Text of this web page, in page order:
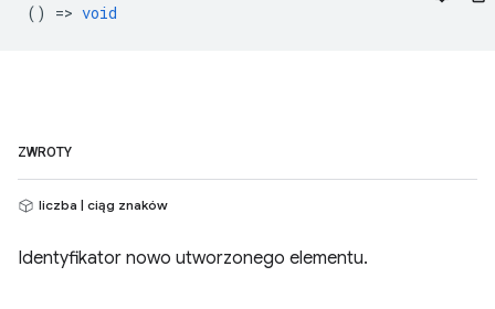
() => void
ZWROTY
liczba | ciąg znaków
Identyfikator nowo utworzonego elementu.